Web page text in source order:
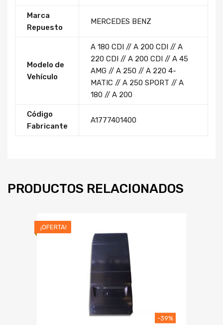
Marca
Repuesto
MERCEDES BENZ
Modelo de
Vehículo
A 180 CDI // A 200 CDI // A
220 CDI // A 200 CDI // A 45
AMG // A 250 // A 220 4-
MATIC // A 250 SPORT // A
180 // A 200
Código
Fabricante
A1777401400
PRODUCTOS RELACIONADOS
¡OFERTA!
-39%